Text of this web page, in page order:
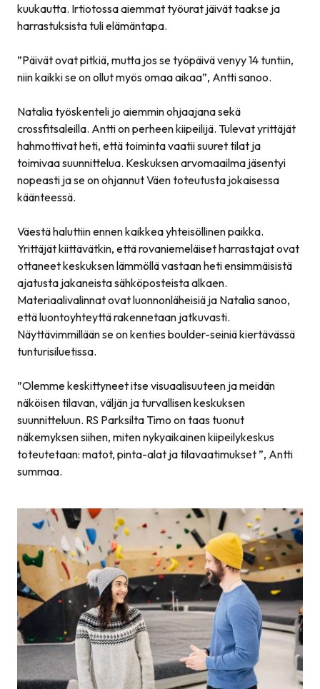
kuukautta. Irtiotossa aiemmat työurat jäivät taakse ja
harrastuksista tuli elämäntapa.
”Päivät ovat pitkiä, mutta jos se työpäivä venyy 14 tuntiin,
niin kaikki se on ollut myös omaa aikaa”, Antti sanoo.
Natalia työskenteli jo aiemmin ohjaajana sekä
crossfitsaleilla. Antti on perheen kiipeilijä. Tulevat yrittäjät
hahmottivat heti, että toiminta vaatii suuret tilat ja
toimivaa suunnittelua. Keskuksen arvomaailma jäsentyi
nopeasti ja se on ohjannut Väen toteutusta jokaisessa
käänteessä.
Väestä haluttiin ennen kaikkea yhteisöllinen paikka.
Yrittäjät kiittävätkin, että rovaniemeläiset harrastajat ovat
ottaneet keskuksen lämmöllä vastaan heti ensimmäisistä
ajatusta jakaneista sähköposteista alkaen.
Materiaalivalinnat ovat luonnonläheisiä ja Natalia sanoo,
että luontoyhteyttä rakennetaan jatkuvasti.
Näyttävimmillään se on kenties boulder-seiniä kiertävässä
tunturisiluetissa.
”Olemme keskittyneet itse visuaalisuuteen ja meidän
näköisen tilavan, väljän ja turvallisen keskuksen
suunnitteluun. RS Parksilta Timo on taas tuonut
näkemyksen siihen, miten nykyaikainen kiipeilykeskus
toteutetaan: matot, pinta-alat ja tilavaatimukset ”, Antti
summaa.